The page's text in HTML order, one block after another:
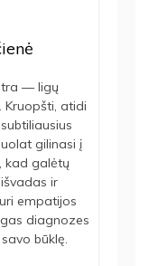
— ligų
atidi
gilinasi į
kad galėtų
ir
empatijos
diagnozes
būklę.